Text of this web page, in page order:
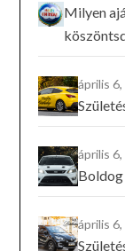
Milyen
április
április
április